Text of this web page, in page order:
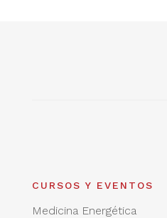
CURSOS Y EVENTOS
Medicina Energética